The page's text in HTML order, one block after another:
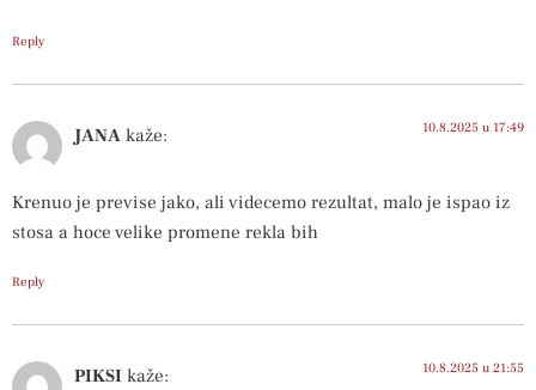
Reply
JANA kaže: 10.8.2025 u 17:49
Krenuo je previse jako, ali videcemo rezultat, malo je ispao iz
stosa a hoce velike promene rekla bih
Reply
PIKSI kaže: 10.8.2025 u 21:55